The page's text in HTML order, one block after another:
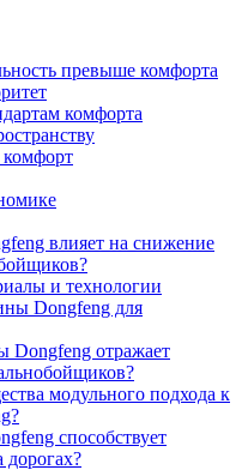
превыше комфорта
комфорта
влияет на снижение
и технологии
Dongfeng для
Dongfeng отражает
модульного подхода к
способствует